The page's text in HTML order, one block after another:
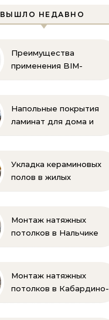
ВЫШЛО НЕДАВНО
Преимущества
применения BIM-
Напольные покрытия
ламинат для дома и
Укладка кераминовых
полов в жилых
Монтаж натяжных
потолков в Нальчике
Монтаж натяжных
потолков в Кабардино-